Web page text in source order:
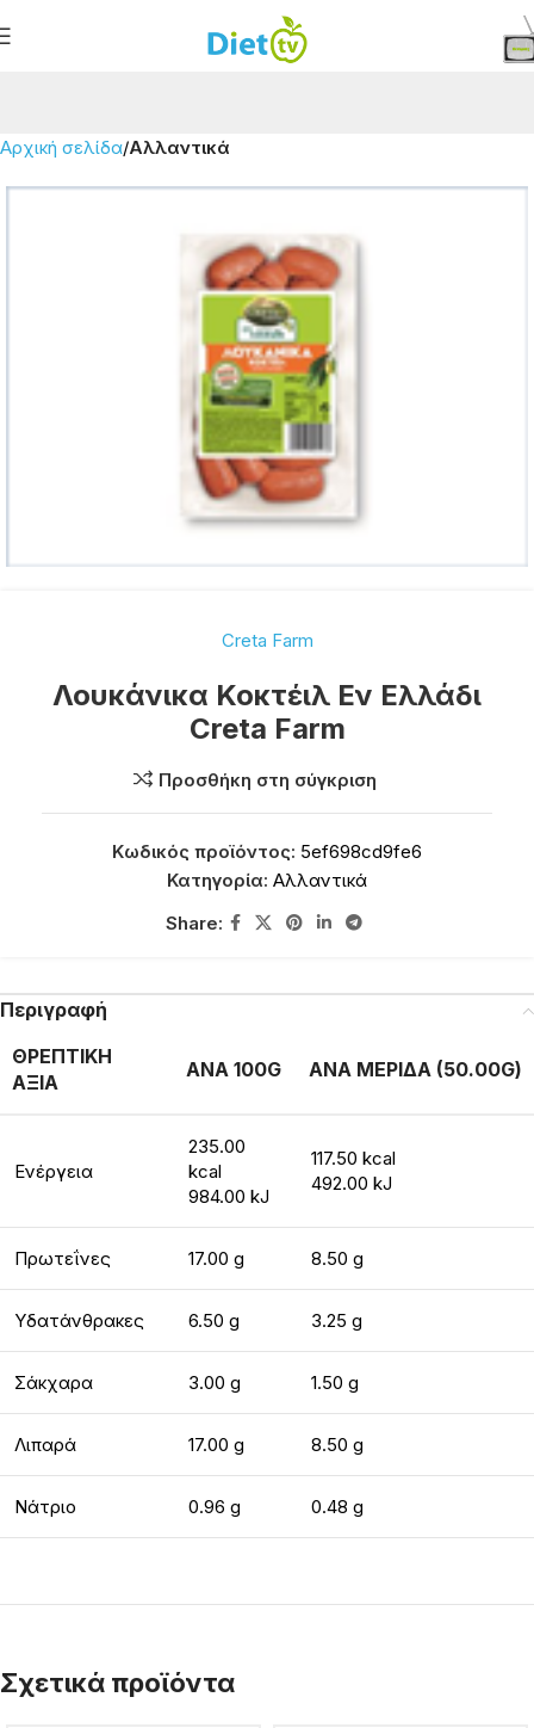
Αρχική σελίδα Αλλαντικά
Creta Farm
Λουκάνικα Κοκτέιλ Εν Ελλάδι
Creta Farm
Προσθήκη στη σύγκριση
Κωδικός προϊόντος: 5ef698cd9fe6
Κατηγορία: Αλλαντικά
Share:
Περιγραφή
ΘΡΕΠΤΙΚΗ
ΑΞΙΑ
ΑΝΑ 100G ΑΝΑ ΜΕΡΙΔΑ (50.00G)
Ενέργεια
235.00
kcal
984.00 kJ
117.50 kcal
492.00 kJ
Πρωτεΐνες 17.00 g 8.50 g
Υδατάνθρακες 6.50 g 3.25 g
Σάκχαρα 3.00 g 1.50 g
Λιπαρά 17.00 g 8.50 g
Νάτριο 0.96 g 0.48 g
Σχετικά προϊόντα